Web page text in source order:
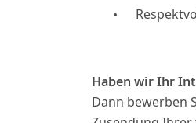
Haben wir Ihr
Dann bewerben